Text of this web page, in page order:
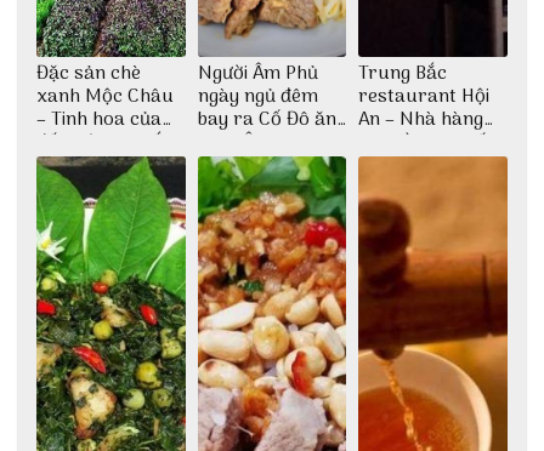
Đặc sản chè
xanh Mộc Châu
– Tinh hoa của
đất trời Tây Bắc
Người Âm Phủ
ngày ngủ đêm
bay ra Cố Đô ăn
Cơm Âm Phủ
Huế
Trung Bắc
restaurant Hội
An – Nhà hàng
cao lầu có thiết
kế vô cùng ấn
tượng giữa lòng
phố Hội